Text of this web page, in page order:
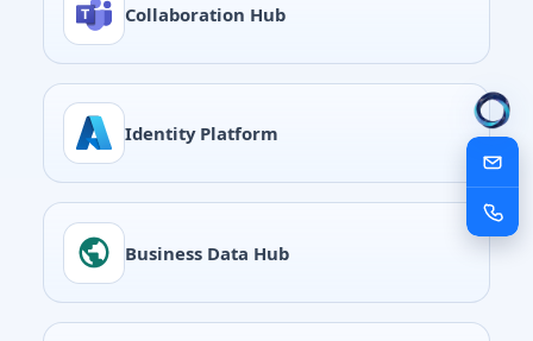
Collaboration Hub
Identity Platform
Business Data Hub